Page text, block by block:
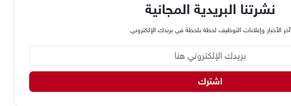
نشرتنا البريدية المجانية
آخر الأخبار وإعلانات التوظيف لحظة بلحظة في بريدك الإلكتروني